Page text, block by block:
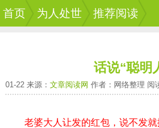
首页 为人处世 推荐阅读
话说“聪明
01-22 来源： 文章阅读网 作者：网络整理 阅
老婆大人让发的红包，说不发就